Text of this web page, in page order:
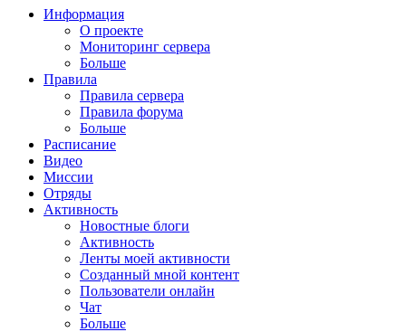
Информация
О проекте
Мониторинг сервера
Больше
Правила
Правила сервера
Правила форума
Больше
Расписание
Видео
Миссии
Отряды
Активность
Новостные блоги
Активность
Ленты моей активности
Созданный мной контент
Пользователи онлайн
Чат
Больше